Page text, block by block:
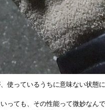
使っているうちに意味ない状態
っても、その性能って微妙なん